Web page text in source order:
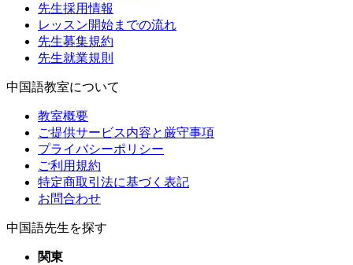
先生採用情報
レッスン開始までの流れ
先生募集規約
先生就業規則
中国語教室について
教室概要
ご提供サービス内容と厳守事項
プライバシーポリシー
ご利用規約
特定商取引法に基づく表記
お問合わせ
中国語先生を探す
関東